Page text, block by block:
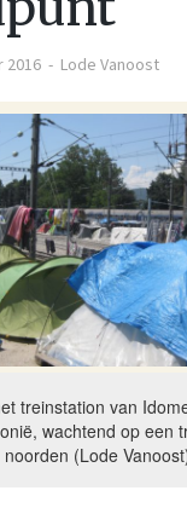
2016 - Lode Vanoost
treinstation van
wachtend op een
noorden (Lode